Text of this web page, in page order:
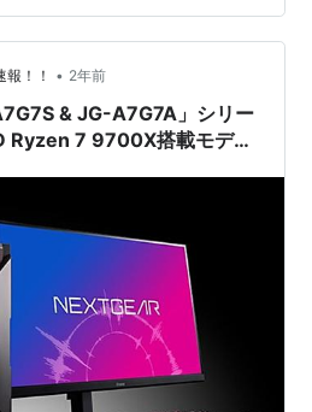
適ゲーミング 圧倒的なグラフィ
！！ • 2年前
& JG-A7G7A」シリー
Ryzen 7 9700X搭載モデル